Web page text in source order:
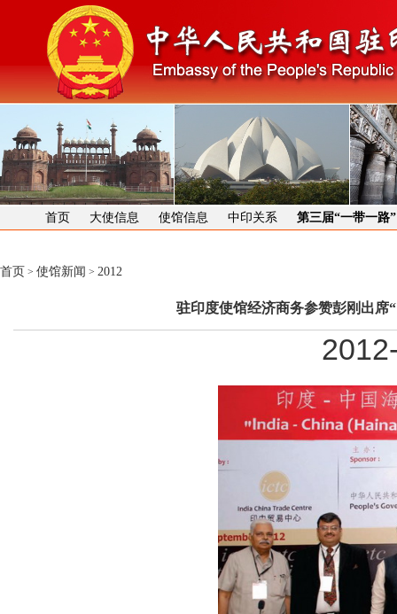
首页 大使信息 使馆信息 中印关系 第三届“一带一路
首页 > 使馆新闻 > 2012
驻印度使馆经济商务参赞彭刚出